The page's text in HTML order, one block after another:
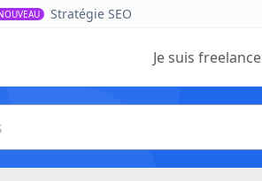
Stratégie SEO
Je suis freelance